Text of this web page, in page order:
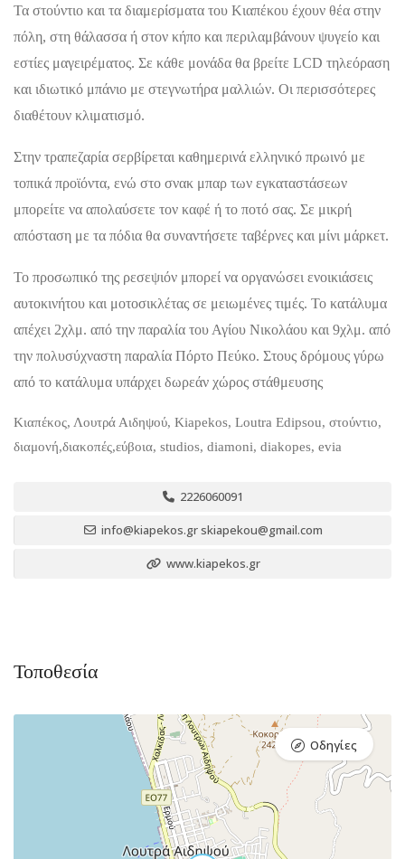
Τα στούντιο και τα διαμερίσματα του Κιαπέκου έχουν θέα στην
πόλη, στη θάλασσα ή στον κήπο και περιλαμβάνουν ψυγείο και
εστίες μαγειρέματος. Σε κάθε μονάδα θα βρείτε LCD τηλεόραση
και ιδιωτικό μπάνιο με στεγνωτήρα μαλλιών. Οι περισσότερες
διαθέτουν κλιματισμό.
Στην τραπεζαρία σερβίρεται καθημερινά ελληνικό πρωινό με
τοπικά προϊόντα, ενώ στο σνακ μπαρ των εγκαταστάσεων
μπορείτε να απολαύσετε τον καφέ ή το ποτό σας. Σε μικρή
απόσταση με τα πόδια θα συναντήσετε ταβέρνες και μίνι μάρκετ.
Το προσωπικό της ρεσεψιόν μπορεί να οργανώσει ενοικιάσεις
αυτοκινήτου και μοτοσικλέτας σε μειωμένες τιμές. Το κατάλυμα
απέχει 2χλμ. από την παραλία του Αγίου Νικολάου και 9χλμ. από
την πολυσύχναστη παραλία Πόρτο Πεύκο. Στους δρόμους γύρω
από το κατάλυμα υπάρχει δωρεάν χώρος στάθμευσης
Κιαπέκος, Λουτρά Αιδηψού, Kiapekos, Loutra Edipsou, στούντιο,
διαμονή,διακοπές,εύβοια, studios, diamoni, diakopes, evia
2226060091
info@kiapekos.gr skiapekou@gmail.com
www.kiapekos.gr
Τοποθεσία
Οδηγίες